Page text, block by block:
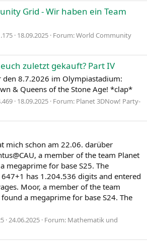
Grid - Wir haben ein Team
18.09.2025 Forum:World Community
zuletzt gekauft? Part IV
den 8.7.2026 im Olympiastadium:
& Queens of the Stone Age! *clap*
18.09.2025 Forum: Planet 3DNow! Party-
mich schon am 22.06. darüber
a member of the team Planet
megaprime for base S25. The
has 1.204.536 digits and entered
Moor, a member of the team
a megaprime for base S24. The
24.06.2025 Forum: Mathematik und